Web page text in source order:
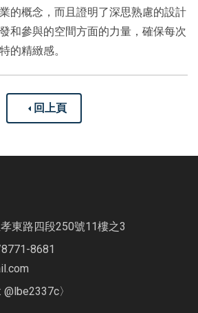
的概念，而且證明了深思熟慮的設計
和參與的空間方面的力量，確保每次
的精緻感。
回上頁
東路四段250號11樓之3
8771-8681
〉